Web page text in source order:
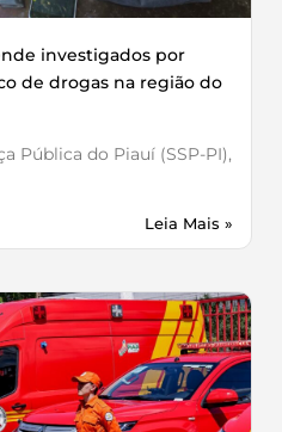
investigados por
de drogas na região do
Pública do Piauí (SSP-PI),
Leia Mais »